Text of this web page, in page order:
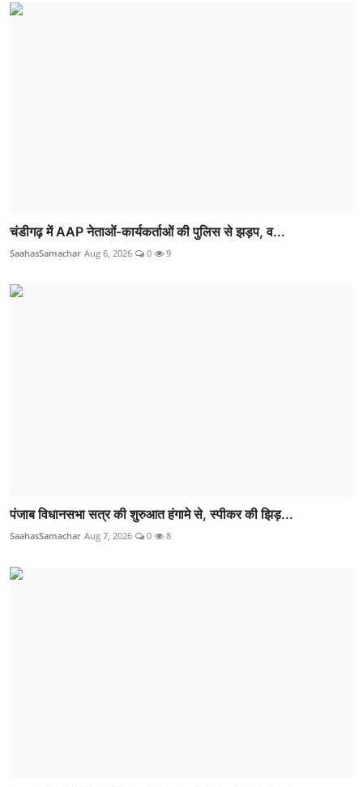
चंडीगढ़ में AAP नेताओं-कार्यकर्ताओं की पुलिस से झड़प, व...
SaahasSamachar Aug 6, 2026 0 9
पंजाब विधानसभा सत्र की शुरुआत हंगामे से, स्पीकर की झिड़...
SaahasSamachar Aug 7, 2026 0 8